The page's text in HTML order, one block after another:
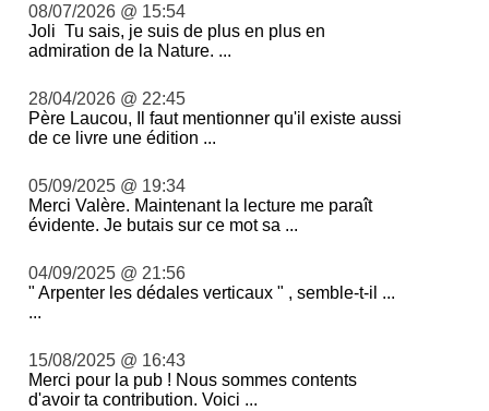
08/07/2026 @ 15:54
Joli Tu sais, je suis de plus en plus en
admiration de la Nature. ...
28/04/2026 @ 22:45
Père Laucou, Il faut mentionner qu'il existe aussi
de ce livre une édition ...
05/09/2025 @ 19:34
Merci Valère. Maintenant la lecture me paraît
évidente. Je butais sur ce mot sa ...
04/09/2025 @ 21:56
" Arpenter les dédales verticaux " , semble-t-il ...
...
15/08/2025 @ 16:43
Merci pour la pub ! Nous sommes contents
d'avoir ta contribution. Voici ...